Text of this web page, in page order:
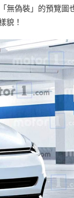
無偽裝」的預覽圖
貌！